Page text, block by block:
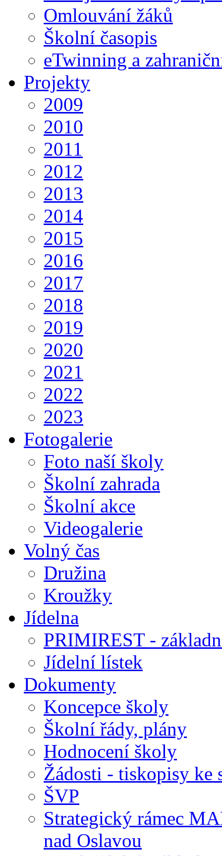
Omlouvání žáků
Školní časopis
eTwinning a
Projekty
2009
2010
2011
2012
2013
2014
2015
2016
2017
2018
2019
2020
2021
2022
2023
Fotogalerie
Foto naší školy
Školní zahrada
Školní akce
Videogalerie
Volný čas
Družina
Kroužky
Jídelna
PRIMIREST -
Jídelní lístek
Dokumenty
Koncepce školy
Školní řády, plány
Hodnocení školy
Žádosti - tiskopisy ke
ŠVP
Strategický rámec
nad Oslavou